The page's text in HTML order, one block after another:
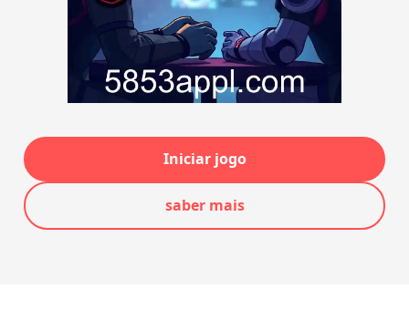
Iniciar jogo
saber mais